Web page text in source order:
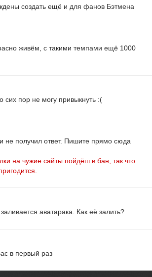
создать ещё и для фанов Бэтмена
живём, с такими темпами ещё 1000
сих пор не могу привыкнуть :(
не получил ответ. Пишите прямо сюда
на чужие сайты пойдёш в бан, так что
аватарака. Как её залить?
в первый раз